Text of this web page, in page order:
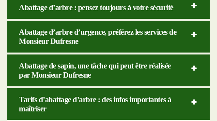
Abattage d’arbre : pensez toujours à votre sécurité
Abattage d’arbre d’urgence, préférez les services de
Monsieur Dufresne
Abattage de sapin, une tâche qui peut être réalisée
par Monsieur Dufresne
Tarifs d’abattage d’arbre : des infos importantes à
maîtriser